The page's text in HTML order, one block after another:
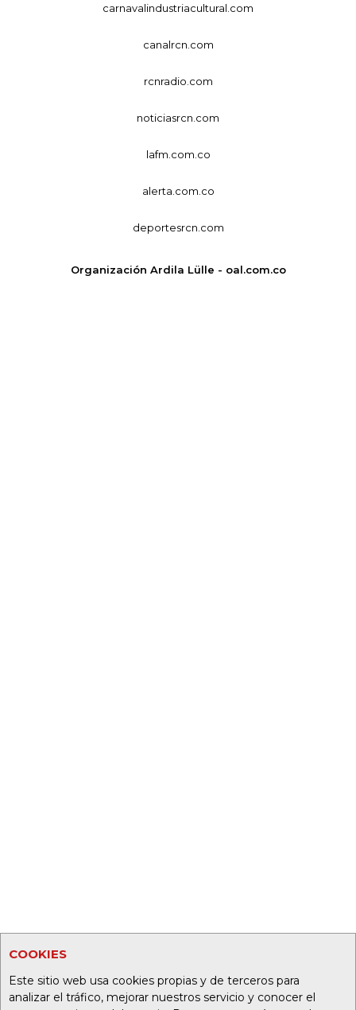
COOKIES
Este sitio web usa cookies propias y de terceros para
analizar el tráfico, mejorar nuestros servicio y conocer el
carnavalindustriacultural.com
canalrcn.com
rcnradio.com
noticiasrcn.com
lafm.com.co
alerta.com.co
deportesrcn.com
Organización Ardila Lülle - oal.com.co